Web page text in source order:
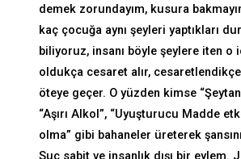
demek zorundayım, kusura
kaç çocuğa aynı şeyleri yaptıkları
biliyoruz, insanı böyle şeylere iten o
oldukça cesaret alır,
öteye geçer. O yüzden kimse
“Aşırı Alkol”, “Uyuşturucu Madde
olma” gibi bahaneler üreterek